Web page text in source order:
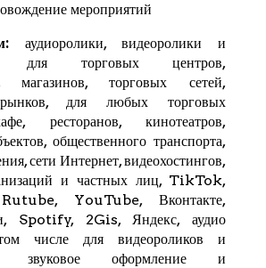
мероприятий
аудиоролики, видеоролики и
для торговых центров,
магазинов, торговых сетей,
рынков, для любых торговых
ресторанов, кинотеатров,
общественного транспорта,
сети Интернет, видеохостингов,
и частных лиц, TikTok,
Rutube, YouTube,Вконтакте,
Spotify,2Gis,Яндекс, аудио
числе для видеороликов и
звуковое оформление и